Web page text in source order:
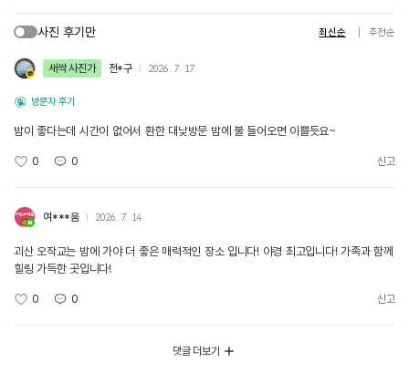
사진 후기만 최신순 추천순
새싹 사진가 전*구 2026. 7. 17.
방문자 후기
밤이 좋다는데 시간이 없어서 환한 대낮방문 밤에 불 들어오면 이쁠듯요~
0 0 신고
여***움 2026. 7. 14.
괴산 오작교는 밤에 가야 더 좋은 매력적인 장소 입니다! 야경 최고입니다! 가족과 함께
힐링 가득한 곳입니다!
0 0 신고
댓글 더보기